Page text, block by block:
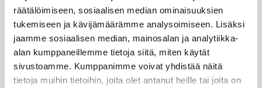
räätälöimiseen, sosiaalisen median ominaisuuksien
tukemiseen ja kävijämäärämme analysoimiseen. Lisäksi
jaamme sosiaalisen median, mainosalan ja analytiikka-
alan kumppaneillemme tietoja siitä, miten käytät
sivustoamme. Kumppanimme voivat yhdistää näitä
tietoja muihin tietoihin, joita olet antanut heille tai joita on
Crux-lehti
JOBI
TYÖELÄMÄOPAS